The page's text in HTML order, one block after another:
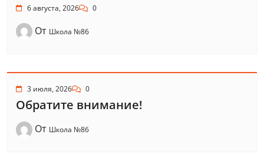
6 августа, 2026 0
От Школа №86
3 июля, 2026 0
Обратите внимание!
От Школа №86